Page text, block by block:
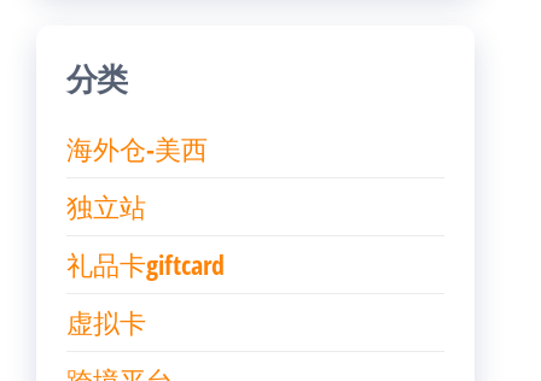
分类
海外仓-美西
独立站
礼品卡giftcard
虚拟卡